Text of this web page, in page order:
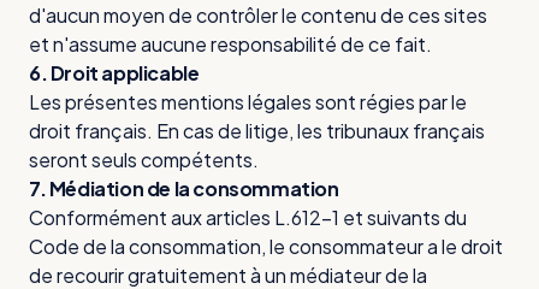
d'aucun moyen de contrôler le contenu de ces sites
et n'assume aucune responsabilité de ce fait.
6. Droit applicable
Les présentes mentions légales sont régies par le
droit français. En cas de litige, les tribunaux français
seront seuls compétents.
7. Médiation de la consommation
Conformément aux articles L.612-1 et suivants du
Code de la consommation, le consommateur a le droit
de recourir gratuitement à un médiateur de la